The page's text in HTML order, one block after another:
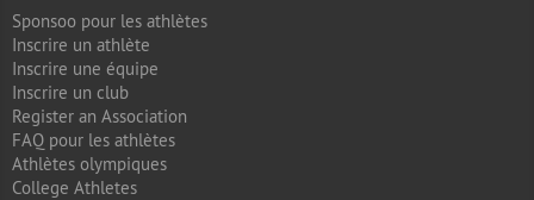
Sponsoo pour les athlètes
Inscrire un athlète
Inscrire une équipe
Inscrire un club
Register an Association
FAQ pour les athlètes
Athlètes olympiques
College Athletes